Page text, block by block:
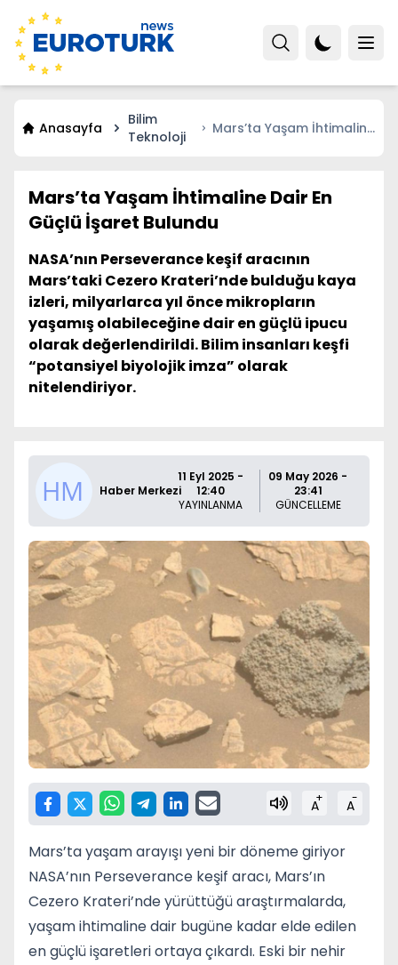
Anasayfa
Bilim
Teknoloji
Mars’ta Yaşam İhtimaline
Mars’ta Yaşam İhtimaline Dair En
Güçlü İşaret Bulundu
NASA’nın Perseverance keşif aracının
Mars’taki Cezero Krateri’nde bulduğu kaya
izleri, milyarlarca yıl önce mikropların
yaşamış olabileceğine dair en güçlü ipucu
olarak değerlendirildi. Bilim insanları keşfi
“potansiyel biyolojik imza” olarak
nitelendiriyor.
Haber Merkezi
11 Eyl 2025 -
12:40
YAYINLANMA
09 May 2026 -
23:41
GÜNCELLEME
A+ A-
Mars’ta yaşam arayışı yeni bir döneme giriyor
NASA’nın Perseverance keşif aracı, Mars’ın
Cezero Krateri’nde yürüttüğü araştırmalarda,
yaşam ihtimaline dair bugüne kadar elde edilen
en güçlü işaretleri ortaya çıkardı. Eski bir nehir